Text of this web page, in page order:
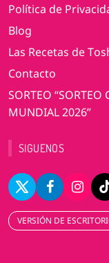
Política de
Blog
Las Recetas de
Contacto
SORTEO “SORTEO
MUNDIAL 2026”
SIGUENOS
VERSIÓN DE